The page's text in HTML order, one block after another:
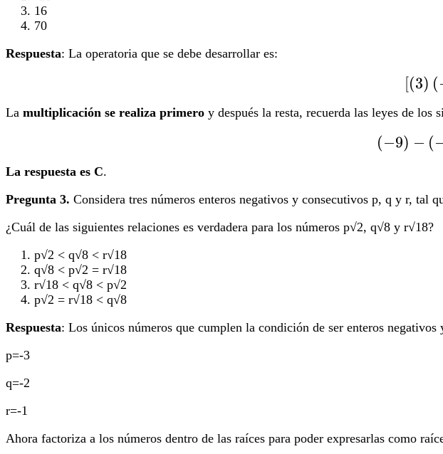
16
70
Respuesta: La operatoria que se debe desarrollar es:
[(3) (
La multiplicación se realiza primero y después la resta, recuerda las leyes de los
(−9) − (
La respuesta es C.
Pregunta 3. Considera tres números enteros negativos y consecutivos p, q y r, tal
¿Cuál de las siguientes relaciones es verdadera para los números p√2, q√8 y r√18?
p√2 < q√8 < r√18
q√8 < p√2 = r√18
r√18 < q√8 < p√2
p√2 = r√18 < q√8
Respuesta: Los únicos números que cumplen la condición de ser enteros
p=-3
q=-2
r=-1
Ahora factoriza a los números dentro de las raíces para poder expresarlas como